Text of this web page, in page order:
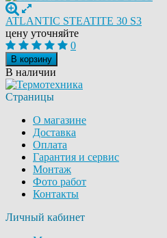
ATLANTIC STEATITE 30 S3
цену уточняйте
0
В корзину
В наличии
Страницы
О магазине
Доставка
Оплата
Гарантия и сервис
Монтаж
Фото работ
Контакты
Личный кабинет